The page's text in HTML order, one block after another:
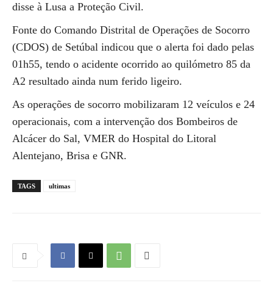
disse à Lusa a Proteção Civil.
Fonte do Comando Distrital de Operações de Socorro
(CDOS) de Setúbal indicou que o alerta foi dado pelas
01h55, tendo o acidente ocorrido ao quilómetro 85 da
A2 resultado ainda num ferido ligeiro.
As operações de socorro mobilizaram 12 veículos e 24
operacionais, com a intervenção dos Bombeiros de
Alcácer do Sal, VMER do Hospital do Litoral
Alentejano, Brisa e GNR.
TAGS ultimas